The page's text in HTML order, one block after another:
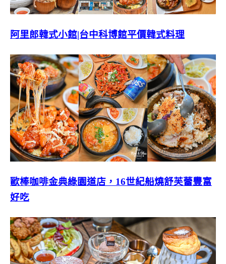
阿里郎韓式小館|台中科博館平價韓式料理
歐棒咖啡金典綠園道店，16世紀船燒舒芙蕾豐富
好吃